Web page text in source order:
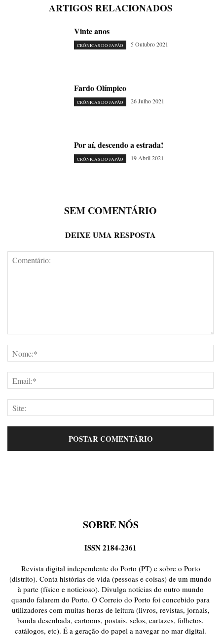
ARTIGOS RELACIONADOS
Vinte anos
CRÓNICAS DO JAPÃO 5 Outubro 2021
Fardo Olímpico
CRÓNICAS DO JAPÃO 26 Julho 2021
Por aí, descendo a estrada!
CRÓNICAS DO JAPÃO 19 Abril 2021
SEM COMENTÁRIO
DEIXE UMA RESPOSTA
SOBRE NÓS
ISSN 2184-2361
Revista digital independente do Porto (PT) e sobre o Porto
(distrito). Conta histórias de vida (pessoas e coisas) de um mundo
à parte (físico e noticioso). Divulga notícias do outro mundo
quando falarem do Porto. O Correio do Porto foi concebido para
utilizadores com muitas horas de leitura (livros, revistas, jornais,
banda desenhada, cartoons, postais, selos, cartazes, folhetos,
catálogos, etc). É a geração do papel a navegar no mar digital.